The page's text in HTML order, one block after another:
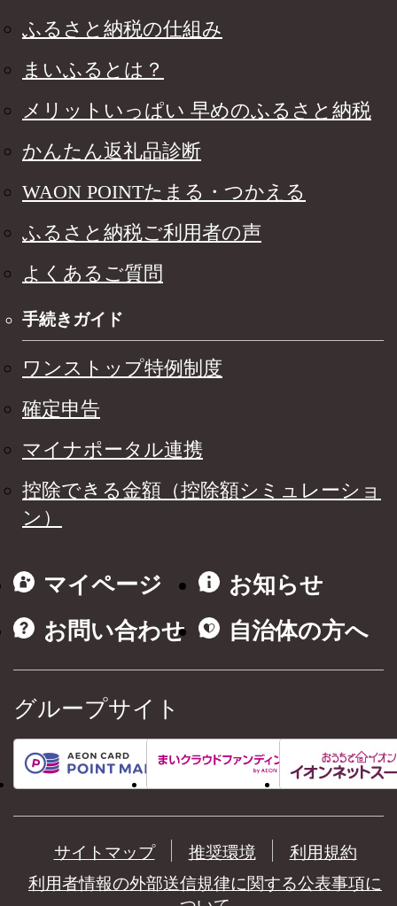
ふるさと納税の仕組み
まいふるとは？
メリットいっぱい 早めのふるさと納税
かんたん返礼品診断
WAON POINTたまる・つかえる
ふるさと納税ご利用者の声
よくあるご質問
手続きガイド
ワンストップ特例制度
確定申告
マイナポータル連携
控除できる金額（控除額シミュレーショ
ン）
マイページ
お知らせ
お問い合わせ
自治体の方へ
グループサイト
サイトマップ 推奨環境
利用規約
利用者情報の外部送信規律に関する公表事項に